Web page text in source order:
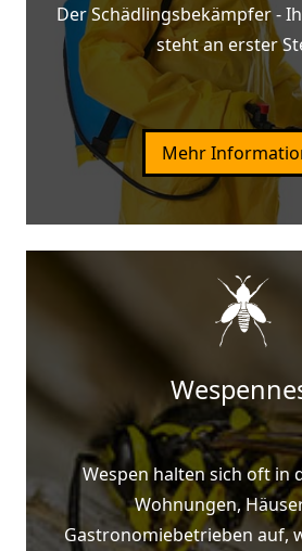
Der Schädlingsbekämpfer -
steht an erster
Mehr
Wespen halten sich oft in
Wohnungen,
Gastronomiebetrieben auf,